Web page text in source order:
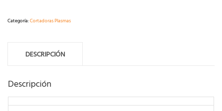
Categoría:Cortadoras Plasmas
DESCRIPCIÓN
Descripción